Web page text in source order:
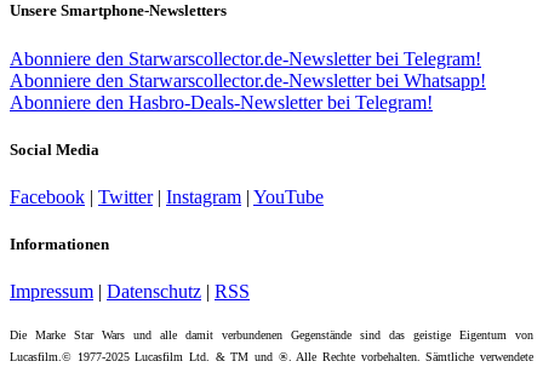
Unsere Smartphone-Newsletters
Abonniere den Starwarscollector.de-Newsletter bei Telegram!
Abonniere den Starwarscollector.de-Newsletter bei Whatsapp!
Abonniere den Hasbro-Deals-Newsletter bei Telegram!
Social Media
Facebook | Twitter| Instagram | YouTube
Informationen
Impressum | Datenschutz | RSS
Die Marke Star Wars und alle damit verbundenen Gegenstände sind das geistige Eigentum von
Lucasfilm.© 1977-2025 Lucasfilm Ltd. & TM und ®. Alle Rechte vorbehalten. Sämtliche verwendete